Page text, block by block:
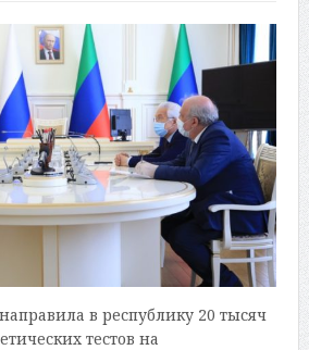
в республику 20 тысяч
тестов на